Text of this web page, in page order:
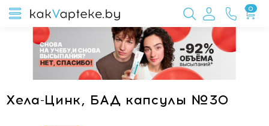
0
Хела-Цинк, БАД капсулы №30